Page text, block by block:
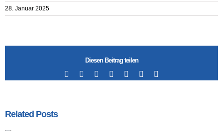
28. Januar 2025
Diesen Beitrag teilen
Facebook LinkedIn
TumblrPinterest
Related Posts